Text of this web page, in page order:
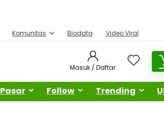
Komunitas Biodata Video Viral
Masuk / Daftar
Pasar Follow Trending